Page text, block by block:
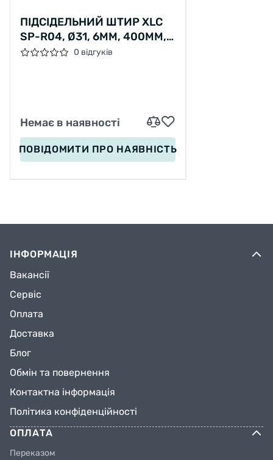
ПІДСІДЕЛЬНИЙ ШТИР XLC
SP-R04, Ø31, 6ММ, 400ММ,
ЧОРНИЙ, 243ГР
0 відгуків
Немає в наявності
ПОВІДОМИТИ ПРО НАЯВНІСТЬ
ІНФОРМАЦІЯ
Вакансії
Сервіс
Оплата
Доставка
Блог
Обмін та повернення
Контактна інформація
Політика конфіденційності
ОПЛАТА
Переказом